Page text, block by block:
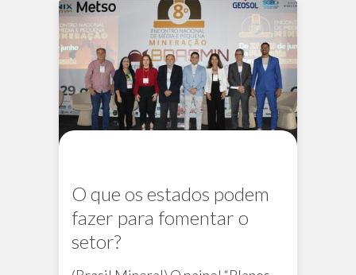
O que os estados podem
fazer para fomentar o
setor?